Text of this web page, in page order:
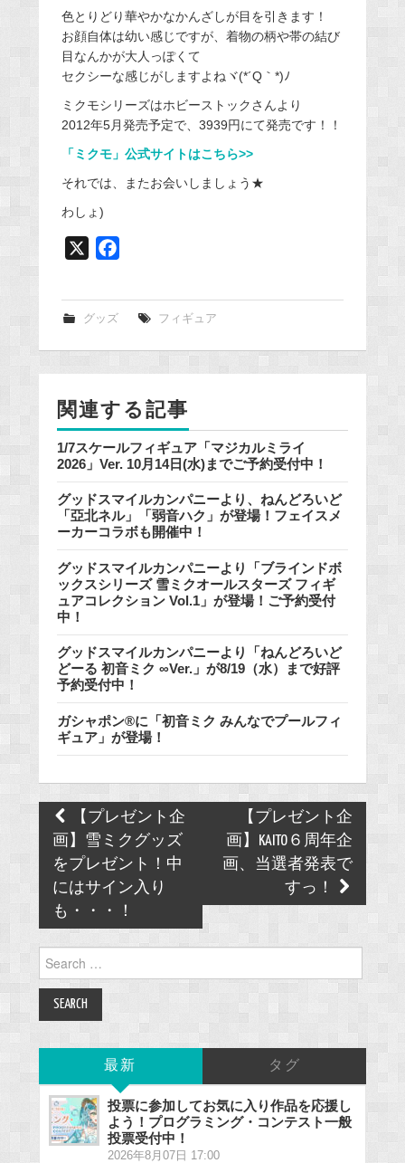
色とりどり華やかなかんざしが目を引きます！
お顔自体は幼い感じですが、着物の柄や帯の結び
目なんかが大人っぽくて
セクシーな感じがしますよねヾ(*´Q｀*)ﾉ
ミクモシリーズはホビーストックさんより
2012年5月発売予定で、3939円にて発売です！！
「ミクモ」公式サイトはこちら>>
それでは、またお会いしましょう★
わしょ)
k
グッズ フィギュア
関連する記事
1/7スケールフィギュア「マジカルミライ
2026」Ver. 10月14日(水)までご予約受付中！
グッドスマイルカンパニーより、ねんどろいど
「亞北ネル」「弱音ハク」が登場！フェイスメ
ーカーコラボも開催中！
グッドスマイルカンパニーより「ブラインドボ
ックスシリーズ 雪ミクオールスターズ フィギ
ュアコレクション Vol.1」が登場！ご予約受付
中！
グッドスマイルカンパニーより「ねんどろいど
どーる 初音ミク ∞Ver.」が8/19（水）まで好評
予約受付中！
ガシャポン®に「初音ミク みんなでプールフィ
ギュア」が登場！
Post
navigation
【プレゼント企
画】雪ミクグッズ
をプレゼント！中
にはサイン入り
も・・・！
【プレゼント企
画】KAITO６周年企
画、当選者発表で
すっ！
for:
最新 タグ
投票に参加してお気に入り作品を応援し
よう！プログラミング・コンテスト一般
投票受付中！
2026年8月07日 17:00